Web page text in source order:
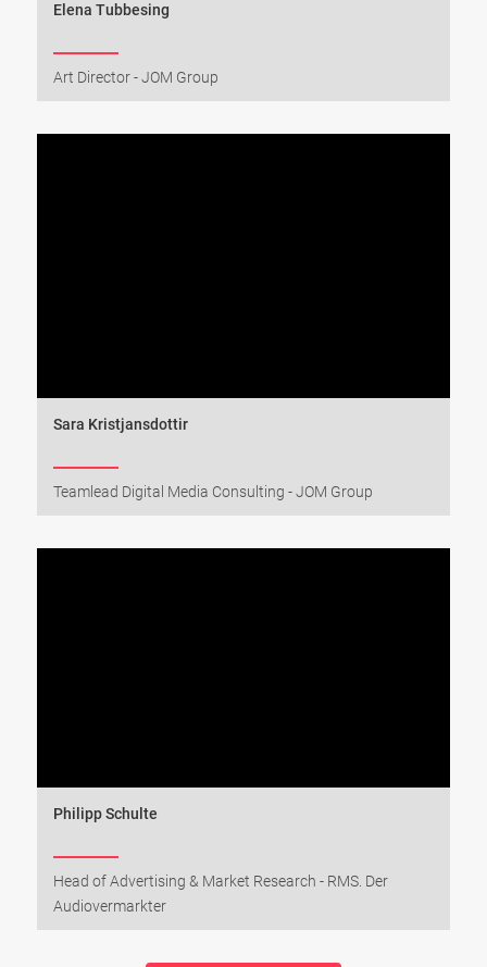
Elena Tubbesing
Art Director - JOM Group
Sara Kristjansdottir
Teamlead Digital Media Consulting - JOM Group
Philipp Schulte
Head of Advertising & Market Research - RMS. Der
Audiovermarkter